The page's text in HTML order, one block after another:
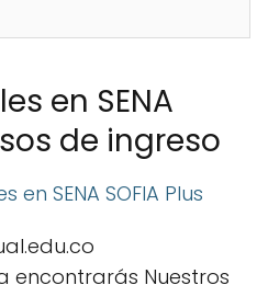
en SENA
de ingreso
encontrarás Nuestros